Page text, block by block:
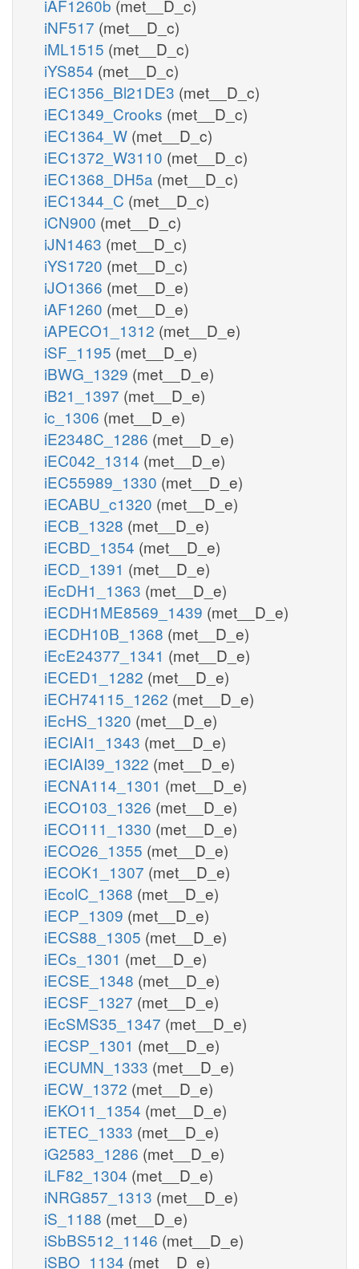
iAF1260b (met__D_c)
iNF517 (met__D_c)
iML1515 (met__D_c)
iYS854 (met__D_c)
iEC1356_Bl21DE3 (met__D_c)
iEC1349_Crooks (met__D_c)
iEC1364_W (met__D_c)
iEC1372_W3110 (met__D_c)
iEC1368_DH5a (met__D_c)
iEC1344_C (met__D_c)
iCN900 (met__D_c)
iJN1463 (met__D_c)
iYS1720 (met__D_c)
iJO1366 (met__D_e)
iAF1260 (met__D_e)
iAPECO1_1312 (met__D_e)
iSF_1195 (met__D_e)
iBWG_1329 (met__D_e)
iB21_1397 (met__D_e)
ic_1306 (met__D_e)
iE2348C_1286 (met__D_e)
iEC042_1314 (met__D_e)
iEC55989_1330 (met__D_e)
iECABU_c1320 (met__D_e)
iECB_1328 (met__D_e)
iECBD_1354 (met__D_e)
iECD_1391 (met__D_e)
iEcDH1_1363 (met__D_e)
iECDH1ME8569_1439 (met__D_e)
iECDH10B_1368 (met__D_e)
iEcE24377_1341 (met__D_e)
iECED1_1282 (met__D_e)
iECH74115_1262 (met__D_e)
iEcHS_1320 (met__D_e)
iECIAI1_1343 (met__D_e)
iECIAI39_1322 (met__D_e)
iECNA114_1301 (met__D_e)
iECO103_1326 (met__D_e)
iECO111_1330 (met__D_e)
iECO26_1355 (met__D_e)
iECOK1_1307 (met__D_e)
iEcolC_1368 (met__D_e)
iECP_1309 (met__D_e)
iECS88_1305 (met__D_e)
iECs_1301 (met__D_e)
iECSE_1348 (met__D_e)
iECSF_1327 (met__D_e)
iEcSMS35_1347 (met__D_e)
iECSP_1301 (met__D_e)
iECUMN_1333 (met__D_e)
iECW_1372 (met__D_e)
iEKO11_1354 (met__D_e)
iETEC_1333 (met__D_e)
iG2583_1286 (met__D_e)
iLF82_1304 (met__D_e)
iNRG857_1313 (met__D_e)
iS_1188 (met__D_e)
iSbBS512_1146 (met__D_e)
iSBO_1134 (met__D_e)